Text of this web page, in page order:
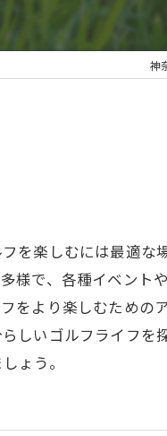
神
を楽しむには最適
様で、各種イベン
をより楽しむため
しいゴルフライフ
ょう。